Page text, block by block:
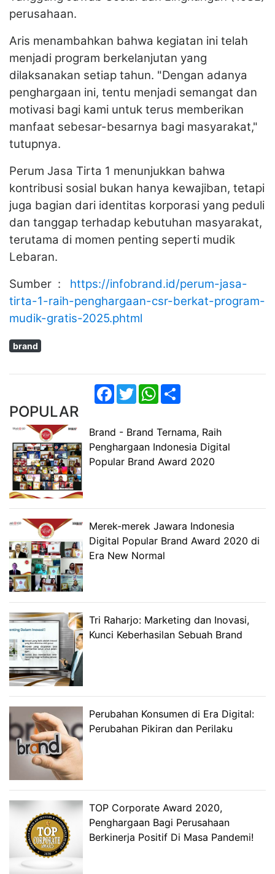
perusahaan.
Aris menambahkan bahwa kegiatan ini telah
menjadi program berkelanjutan yang
dilaksanakan setiap tahun. "Dengan adanya
penghargaan ini, tentu menjadi semangat dan
motivasi bagi kami untuk terus memberikan
manfaat sebesar-besarnya bagi masyarakat,"
tutupnya.
Perum Jasa Tirta 1 menunjukkan bahwa
kontribusi sosial bukan hanya kewajiban, tetapi
juga bagian dari identitas korporasi yang peduli
dan tanggap terhadap kebutuhan masyarakat,
terutama di momen penting seperti mudik
Lebaran.
Sumber : https://infobrand.id/perum-jasa-
tirta-1-raih-penghargaan-csr-berkat-program-
mudik-gratis-2025.phtml
brand
Facebook
TwitterWhatsApp
POPULAR
Brand - Brand Ternama, Raih
Penghargaan Indonesia Digital
Popular Brand Award 2020
Merek-merek Jawara Indonesia
Digital Popular Brand Award 2020 di
Era New Normal
Tri Raharjo: Marketing dan Inovasi,
Kunci Keberhasilan Sebuah Brand
Perubahan Konsumen di Era Digital:
Perubahan Pikiran dan Perilaku
TOP Corporate Award 2020,
Penghargaan Bagi Perusahaan
Berkinerja Positif Di Masa Pandemi!